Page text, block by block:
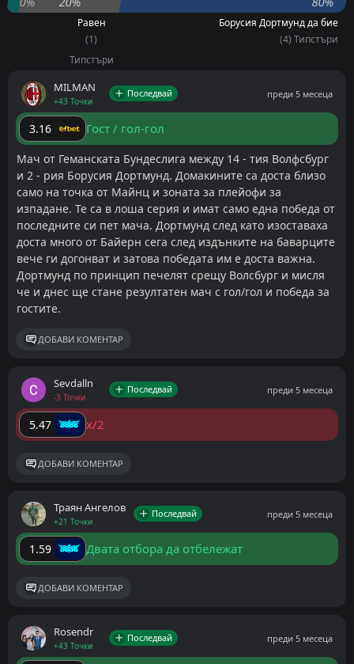
Равен
(1)
Типстъри
Борусия Дортмунд да бие
(4) Типстъри
MILMAN
+43 Точки
Последвай преди 5 месеца
3.16 Гост / гол-гол
Мач от Геманската Бундеслига между 14 - тия Волфсбург
и 2 - рия Борусия Дортмунд. Домакините са доста близо
само на точка от Майнц и зоната за плейофи за
изпадане. Те са в лоша серия и имат само една победа от
последните си пет мача. Дортмунд след като изоставаха
доста много от Байерн сега след издънките на баварците
вече ги догонват и затова победата им е доста важна.
Дортмунд по принцип печелят срещу Волсбург и мисля
че и днес ще стане резултатен мач с гол/гол и победа за
гостите.
ДОБАВИ КОМЕНТАР
Sevdalln
-3 Точки
Последвай преди 5 месеца
5.47 x/2
ДОБАВИ КОМЕНТАР
Траян Ангелов
+21 Точки
Последвай преди 5 месеца
1.59 Двата отбора да отбележат
ДОБАВИ КОМЕНТАР
Rosendr
+43 Точки
Последвай преди 5 месеца